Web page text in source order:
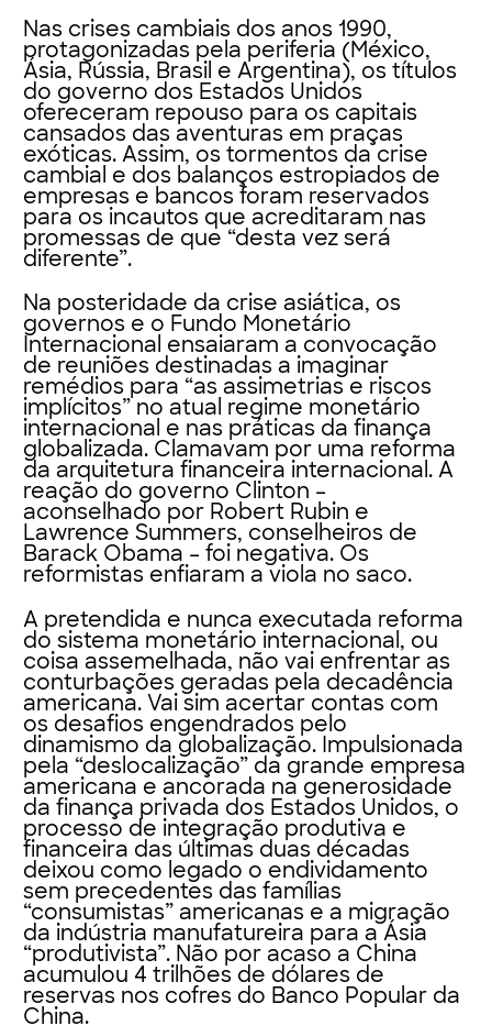
Nas crises cambiais dos anos 1990,
protagonizadas pela periferia (México,
Ásia, Rússia, Brasil e Argentina), os títulos
do governo dos Estados Unidos
ofereceram repouso para os capitais
cansados das aventuras em praças
exóticas. Assim, os tormentos da crise
cambial e dos balanços estropiados de
empresas e bancos foram reservados
para os incautos que acreditaram nas
promessas de que “desta vez será
diferente”.
Na posteridade da crise asiática, os
governos e o Fundo Monetário
Internacional ensaiaram a convocação
de reuniões destinadas a imaginar
remédios para “as assimetrias e riscos
implícitos” no atual regime monetário
internacional e nas práticas da finança
globalizada. Clamavam por uma reforma
da arquitetura financeira internacional. A
reação do governo Clinton –
aconselhado por Robert Rubin e
Lawrence Summers, conselheiros de
Barack Obama – foi negativa. Os
reformistas enfiaram a viola no saco.
A pretendida e nunca executada reforma
do sistema monetário internacional, ou
coisa assemelhada, não vai enfrentar as
conturbações geradas pela decadência
americana. Vai sim acertar contas com
os desafios engendrados pelo
dinamismo da globalização. Impulsionada
pela “deslocalização” da grande empresa
americana e ancorada na generosidade
da finança privada dos Estados Unidos, o
processo de integração produtiva e
financeira das últimas duas décadas
deixou como legado o endividamento
sem precedentes das famílias
“consumistas” americanas e a migração
da indústria manufatureira para a Ásia
“produtivista”. Não por acaso a China
acumulou 4 trilhões de dólares de
reservas nos cofres do Banco Popular da
China.